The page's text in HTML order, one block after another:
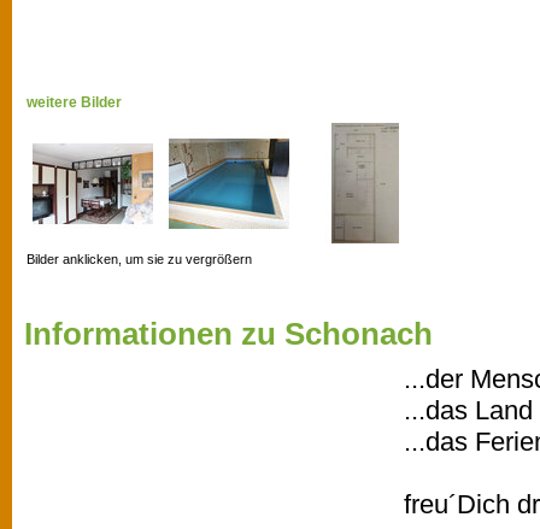
weitere Bilder
Bilder anklicken, um sie zu vergrößern
Informationen zu Schonach
...der
...das Land
...das
freu´Dich